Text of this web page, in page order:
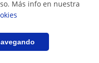
Más info en nuestra